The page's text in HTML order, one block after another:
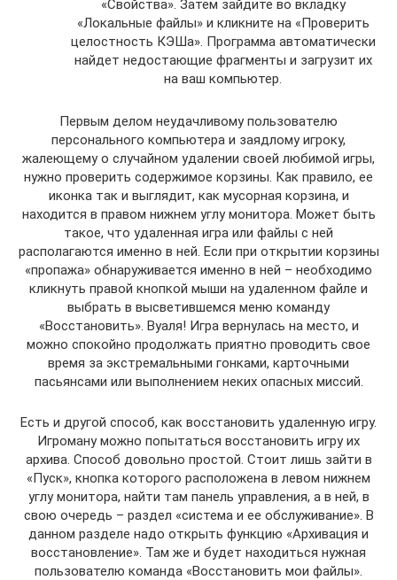
«Свойства». Затем зайдите во вкладку
«Локальные файлы» и кликните на «Проверить
целостность КЭШа». Программа автоматически
найдет недостающие фрагменты и загрузит их
на ваш компьютер.
Первым делом неудачливому пользователю
персонального компьютера и заядлому игроку,
жалеющему о случайном удалении своей любимой игры,
нужно проверить содержимое корзины. Как правило, ее
иконка так и выглядит, как мусорная корзина, и
находится в правом нижнем углу монитора. Может быть
такое, что удаленная игра или файлы с ней
располагаются именно в ней. Если при открытии корзины
«пропажа» обнаруживается именно в ней – необходимо
кликнуть правой кнопкой мыши на удаленном файле и
выбрать в высветившемся меню команду
«Восстановить». Вуаля! Игра вернулась на место, и
можно спокойно продолжать приятно проводить свое
время за экстремальными гонками, карточными
пасьянсами или выполнением неких опасных миссий.
Есть и другой способ, как восстановить удаленную игру.
Игроману можно попытаться восстановить игру их
архива. Способ довольно простой. Стоит лишь зайти в
«Пуск», кнопка которого расположена в левом нижнем
углу монитора, найти там панель управления, а в ней, в
свою очередь – раздел «система и ее обслуживание». В
данном разделе надо открыть функцию «Архивация и
восстановление». Там же и будет находиться нужная
пользователю команда «Восстановить мои файлы».